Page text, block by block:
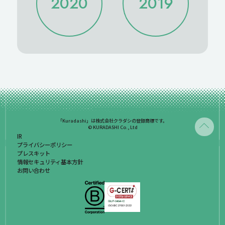
2022/06
2022/05
2022/04
2022/03
2022/02
2022/01
2021/06
2021/05
2021/04
2021/03
2021/02
2021/01
2020/12
2020/11
2020/04
2020/03
2020/02
2020/01
「Kuradashi」は株式会社クラダシの登録商標です。
© KURADASHI Co., Ltd
IR
プライバシーポリシー
プレスキット
情報セキュリティ基本方針
お問い合わせ